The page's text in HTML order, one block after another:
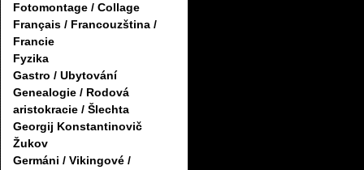
Fotomontage / Collage
Français / Francouzština /
Francie
Fyzika
Gastro / Ubytování
Genealogie / Rodová
aristokracie / Šlechta
Georgij Konstantinovič
Žukov
Germáni / Vikingové /